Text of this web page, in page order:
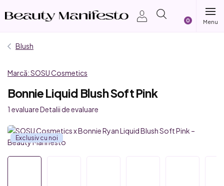
Blush
Marcă:SOSU Cosmetics
Bonnie Liquid Blush Soft Pink
Evaluarea
a
produsului
este
1 evaluareDetalii de evaluare
Exclusiv cu noi